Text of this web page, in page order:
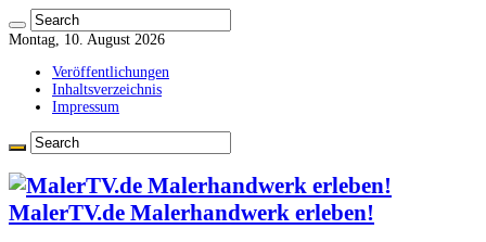
Montag, 10. August 2026
Veröffentlichungen
Inhaltsverzeichnis
Impressum
MalerTV.de Malerhandwerk erleben!